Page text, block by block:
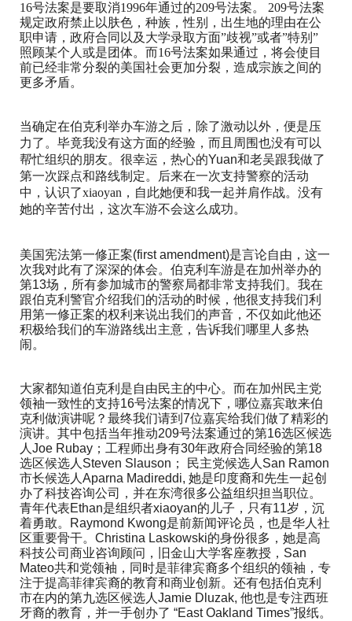
16号法案是要取消1996年通过的209号法案。 209号法案
规定政府禁止以肤色，种族，性别，出生地的理由在公
职申请，政府合同以及大学录取方面”歧视”或者”特别”
照顾某个人或是团体。而16号法案如果通过，将会使目
前已经非常分裂的美国社会更加分裂，造成宗族之间的
更多矛盾。
当确定在伯克利举办车游之后，除了激动以外，便是压
力了。毕竟我没有这方面的经验，而且周围也没有可以
帮忙组织的朋友。很幸运，热心的Yuan和老吴跟我做了
第一次踩点和路线制定。后来在一次支持警察的活动
中，认识了xiaoyan，自此她便和我一起并肩作战。没有
她的辛苦付出，这次车游不会这么成功。
美国宪法第一修正案(first amendment)是言论自由，这一
次我对此有了深深的体会。伯克利车游是在加州举办的
第13场，所有参加城市的警察局都非常支持我们。我在
跟伯克利警官介绍我们的活动的时候，他很支持我们利
用第一修正案的权利来说出我们的声音，不仅如此他还
积极给我们的车游路线出主意，告诉我们哪里人多热
闹。
大家都知道伯克利是自由民主的中心。而在加州民主党
领袖一致性的支持16号法案的情况下，哪位嘉宾敢来伯
克利做演讲呢？最终我们请到7位嘉宾给我们做了精彩的
演讲。其中包括当年推动209号法案通过的第16选区候选
人Joe Rubay；工程师出身有30年政府合同经验的第18
选区候选人Steven Slauson； 民主党候选人San Ramon
市长候选人Aparna Madireddi, 她是印度裔和先生一起创
办了科技咨询公司，并在东湾很多公益组织担当职位。
青年代表Ethan是组织者xiaoyan的儿子，只有11岁，沉
着勇敢。Raymond Kwong是前新闻评论员，也是华人社
区重要骨干。Christina Laskowski的身份很多，她是高
科技公司商业咨询顾问，旧金山大学客座教授，San
Mateo共和党领袖，同时是菲律宾裔多个组织的领袖，专
注于提高菲律宾裔的教育和商业创新。还有包括伯克利
市在内的第九选区候选人Jamie Dluzak, 他也是专注西班
牙裔的教育，并一手创办了 “East Oakland Times”报纸。